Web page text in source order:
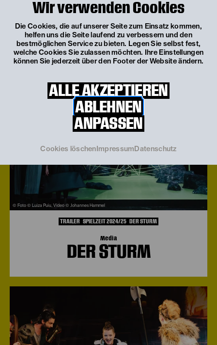
Wir verwenden Cookies
Die Cookies, die auf unserer Seite zum Einsatz kommen,
helfen uns die Seite laufend zu verbessern und den
bestmöglichen Service zu bieten. Legen Sie selbst fest,
welche Cookies Sie zulassen möchten. Ihre Einstellungen
können Sie jederzeit über den Footer der Website ändern.
ALLE AKZEPTIEREN
ABLEHNEN
ANPASSEN
Cookies löschen Impressum Datenschutz
BÜRGER*INNENTHEATER:
DU HAST DIE WAHL
© Foto © Luiza Puiu, Video © Johannes Hammel
Media
DER STURM
TRAILER SPIELZEIT 2024/25 DER STURM